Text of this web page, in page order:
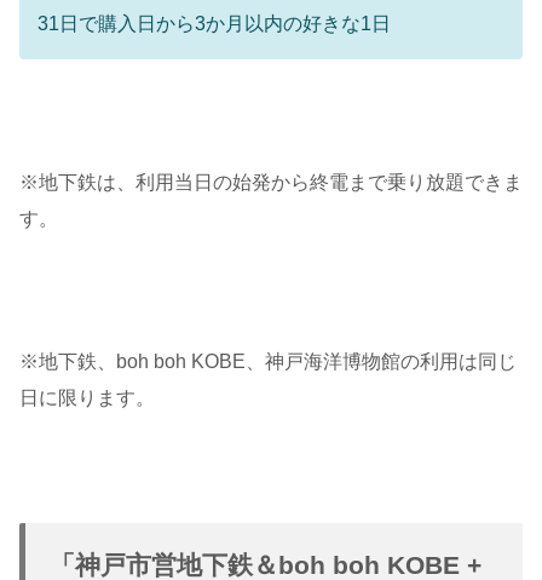
31日で購入日から3か月以内の好きな1日
※地下鉄は、利用当日の始発から終電まで乗り放題できま
す。
※地下鉄、boh boh KOBE、神戸海洋博物館の利用は同じ
日に限ります。
「神戸市営地下鉄＆boh boh KOBE +